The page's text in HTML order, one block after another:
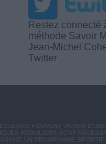
Restez connecté
méthode Savoir
Jean-Michel
Twitter
PEUVENT VARIER D'UNE
RÉGULIERS SONT
UN PROGRAMME SPORTIF